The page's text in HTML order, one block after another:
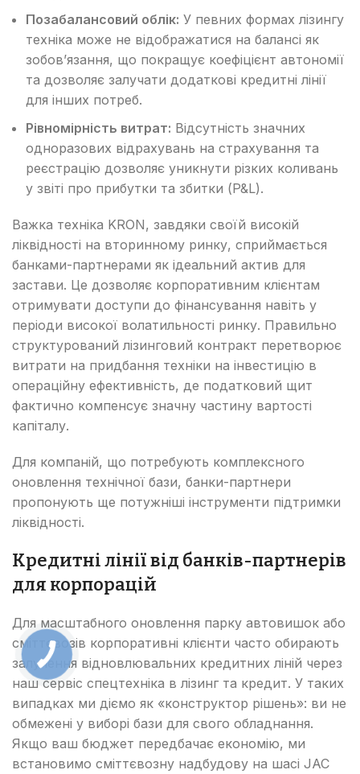
Позабалансовий облік: У певних формах лізингу
техніка може не відображатися на балансі як
зобов’язання, що покращує коефіцієнт автономії
та дозволяє залучати додаткові кредитні лінії
для інших потреб.
Рівномірність витрат: Відсутність значних
одноразових відрахувань на страхування та
реєстрацію дозволяє уникнути різких коливань
у звіті про прибутки та збитки (P&L).
Важка техніка KRON, завдяки своїй високій
ліквідності на вторинному ринку, сприймається
банками-партнерами як ідеальний актив для
застави. Це дозволяє корпоративним клієнтам
отримувати доступи до фінансування навіть у
періоди високої волатильності ринку. Правильно
структурований лізинговий контракт перетворює
витрати на придбання техніки на інвестицію в
операційну ефективність, де податковий щит
фактично компенсує значну частину вартості
капіталу.
Для компаній, що потребують комплексного
оновлення технічної бази, банки-партнери
пропонують ще потужніші інструменти підтримки
ліквідності.
Кредитні лінії від банків-партнерів
для корпорацій
Для масштабного оновлення парку автовишок або
сміттєвозів корпоративні клієнти часто обирають
залучення відновлювальних кредитних ліній через
наш сервіс спецтехніка в лізинг та кредит. У таких
випадках ми діємо як «конструктор рішень»: ви не
обмежені у виборі бази для свого обладнання.
Якщо ваш бюджет передбачає економію, ми
встановимо сміттєвозну надбудову на шасі JAC